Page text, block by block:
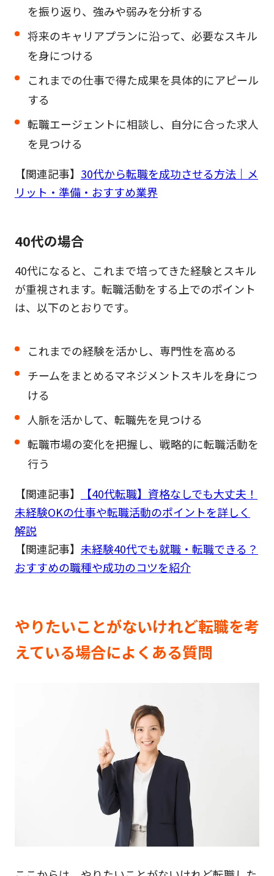
を振り返り、強みや弱みを分析する
将来のキャリアプランに沿って、必要なスキル
を身につける
これまでの仕事で得た成果を具体的にアピール
する
転職エージェントに相談し、自分に合った求人
を見つける
【関連記事】 30代から転職を成功させる方法｜メ
リット・準備・おすすめ業界
40代の場合
40代になると、これまで培ってきた経験とスキル
が重視されます。転職活動をする上でのポイント
は、以下のとおりです。
これまでの経験を活かし、専門性を高める
チームをまとめるマネジメントスキルを身につ
ける
人脈を活かして、転職先を見つける
転職市場の変化を把握し、戦略的に転職活動を
行う
【関連記事】
【40代転職】資格なしでも大丈夫！
未経験OKの仕事や転職活動のポイントを詳しく
解説
【関連記事】 未経験40代でも就職・転職できる？
おすすめの職種や成功のコツを紹介
やりたいことがないけれど転職を考
えている場合によくある質問